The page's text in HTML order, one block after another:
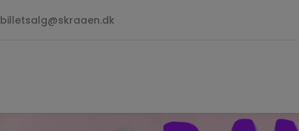
billetsalg@skraaen.dk